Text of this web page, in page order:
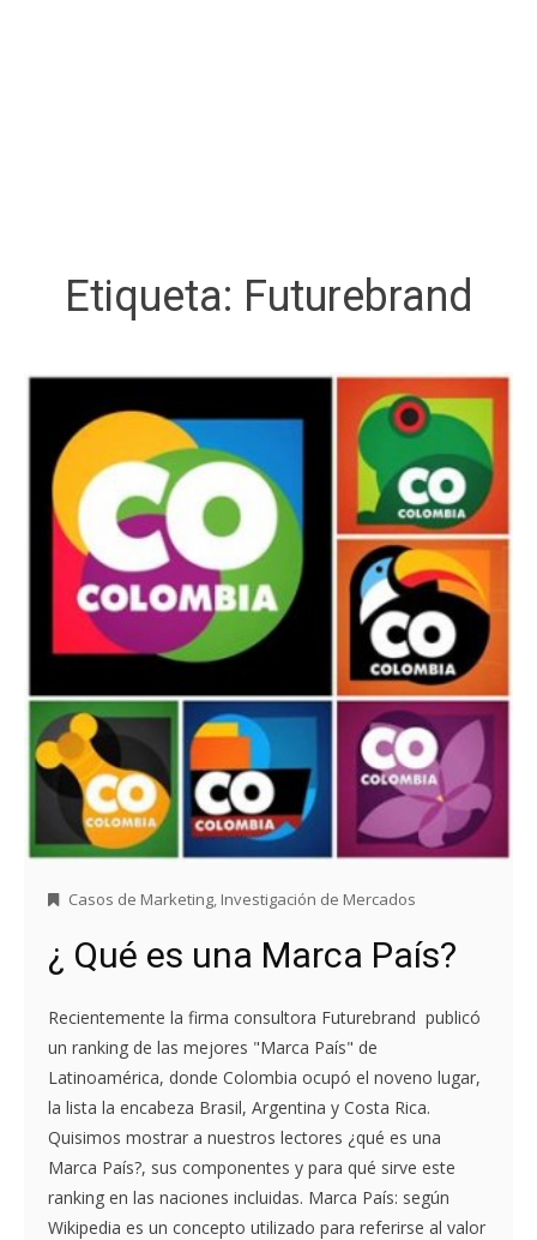
Etiqueta: Futurebrand
Casos de Marketing, Investigación de Mercados
¿ Qué es una Marca País?
Recientemente la firma consultora Futurebrand publicó
un ranking de las mejores "Marca País" de
Latinoamérica, donde Colombia ocupó el noveno lugar,
la lista la encabeza Brasil, Argentina y Costa Rica.
Quisimos mostrar a nuestros lectores ¿qué es una
Marca País?, sus componentes y para qué sirve este
ranking en las naciones incluidas. Marca País: según
Wikipedia es un concepto utilizado para referirse al valor